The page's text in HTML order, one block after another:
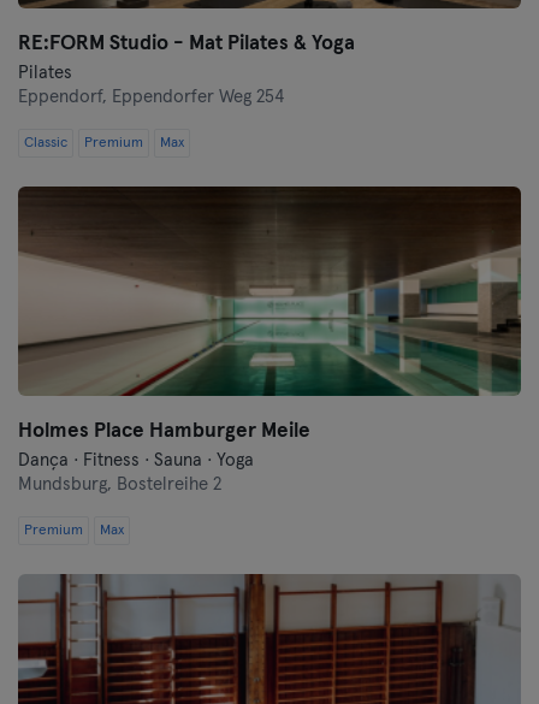
RE:FORM Studio - Mat Pilates & Yoga
Pilates
Eppendorf, Eppendorfer Weg 254
Classic Premium Max
Holmes Place Hamburger Meile
Dança · Fitness · Sauna · Yoga
Mundsburg, Bostelreihe 2
Premium Max